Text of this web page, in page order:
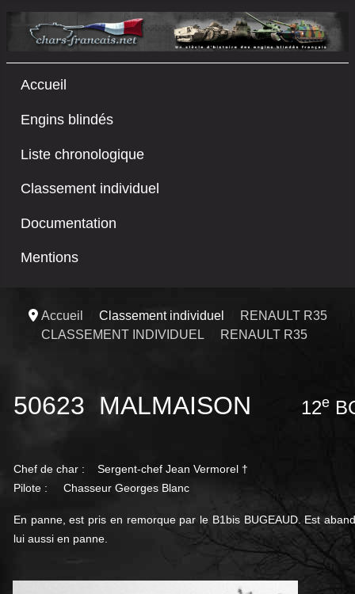
Accueil
Engins blindés
Liste chronologique
Classement individuel
Documentation
Mentions
Accueil Classement individuel
RENAULT R35
CLASSEMENT INDIVIDUEL
RENAULT R35
50623 MALMAISON 12e
Chef de char : Sergent-chef Jean Vermorel †
Pilote : Chasseur Georges Blanc
En panne, est pris en remorque par le B1bis BUGEAUD. Est
lui aussi en panne.